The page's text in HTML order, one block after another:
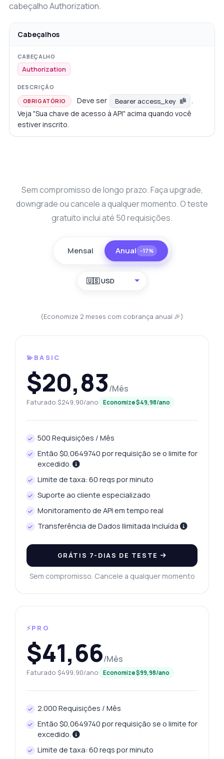
cabeçalho Authorization.
Cabeçalhos
Authorization
OBRIGATÓRIO Deve ser Bearer access_key
.
Veja "Sua chave de acesso à API" acima quando você
estiver inscrito.
Sem compromisso de longo prazo. Faça upgrade,
downgrade ou cancele a qualquer momento. O teste
gratuito inclui até 50 requisições.
Mensal Anual −17%
🇺🇸 USD
(Economize 2 meses com cobrança anual 🎉)
💫BASIC
$20,83/Mês
Faturado $249,90/ano Economize $49,98/ano
500 Requisições / Mês
Então $0,0649740 por requisição se o limite for
excedido.
Limite de taxa: 60 reqs por minuto
Suporte ao cliente especializado
Monitoramento de API em tempo real
Transferência de Dados Ilimitada Incluída
GRÁTIS 7-DIAS DE TESTE
Sem compromisso. Cancele a qualquer momento
⚡PRO
$41,66/Mês
Faturado $499,90/ano Economize $99,98/ano
2.000 Requisições / Mês
Então $0,0649740 por requisição se o limite for
excedido.
Limite de taxa: 60 reqs por minuto